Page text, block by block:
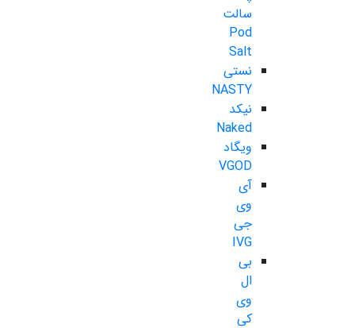
سالت
Pod
Salt
نستی
NASTY
نیکد
Naked
ویگاد
VGOD
آی
وی
جی
IVG
بی
ال
وی
کی